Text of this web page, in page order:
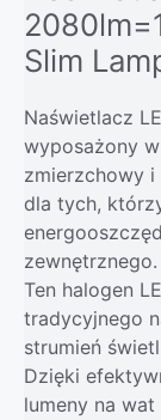
Slim
Naświetlacz
wyposażony
zmierzchowy i
dla tych,
zewnętrznego.
Ten halogen
tradycyjnego
strumień
Dzięki
lumeny na